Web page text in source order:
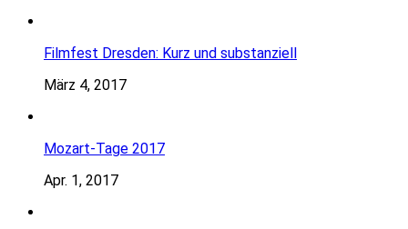
Filmfest Dresden: Kurz und substanziell
März 4, 2017
Mozart-Tage 2017
Apr. 1, 2017